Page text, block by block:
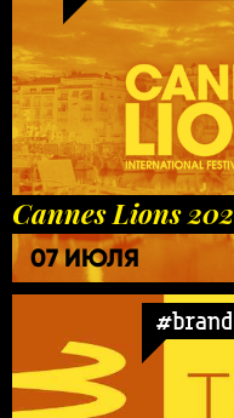
Cannes Lions
07 ИЮЛЯ
#brand